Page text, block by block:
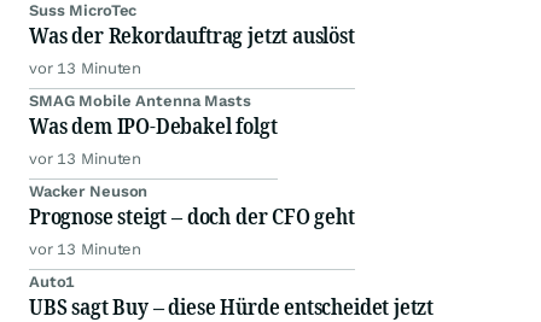
Suss MicroTec
Was der Rekordauftrag jetzt auslöst
vor 13 Minuten
SMAG Mobile Antenna Masts
Was dem IPO-Debakel folgt
vor 13 Minuten
Wacker Neuson
Prognose steigt – doch der CFO geht
vor 13 Minuten
Auto1
UBS sagt Buy – diese Hürde entscheidet jetzt